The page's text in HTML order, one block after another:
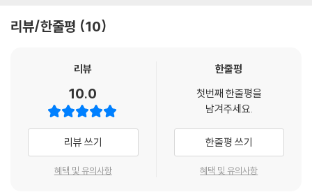
돌아다니지 않기를 원한다면 ‘식사 시간이 끝날 때까지 자리에 앉아 있
아다니면 안 돼.”, “어른들의 식사가 끝날 때까지 앉아 있어야 해.”, “힘들
면 화장실 가고 싶다고 말해.” 이렇게 금지 행동만이 아니라 허용 행동까지
같이 말한다. 금지 행동만 알려 주면 아이는 무엇을 해야 할지 모른다.
- p.168, 〈식당에서 가만있지 못하는 아이 훈육법〉 중에서
붙드는 건 똑같지만 뒤에서 안아 버둥거리지 못하게 하면 아프지 않게 아
이 몸을 통제할 수 있어 매우 안전하고 효과적이다. 훈육할 때 엄마의 무서
념부터 내려놓고 아이를 위한 최소한의 훈육을 시행해야 할 때.”라고 강조
로 가르치는 최소한의 방법을 잘 모르는 것일 수 있다. 훈육의 뜻은 ‘품성이
르치는 것이 훈육인 것이다. 아이가 폭발했을 때 붙들고 진정시켜서 가르
치는 것도 훈육에 포함되지만 폭발하기 전에 먼저 가르치는 것이 더 좋은
훈육이다.
따뜻하게, 아이의 마음이 움직여야 훈육이 성공한다
리뷰/한줄평 10
리뷰
10.0
리뷰 쓰기
혜택 및 유의사항
한줄평
첫번째 한줄평을
남겨주세요.
한줄평 쓰기
혜택 및 유의사항